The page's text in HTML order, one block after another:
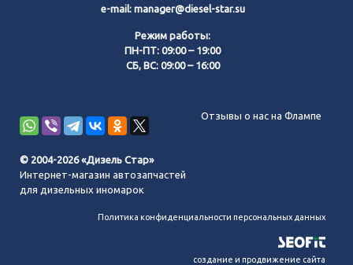
e-mail: manager@diesel-star.su
Режим работы:
ПН-ПТ: 09:00 – 19:00
СБ, ВС: 09:00 – 16:00
Отзывы о нас на Флампе
© 2004-2026 «Дизель Стар»
Интернет-магазин автозапчастей
для дизельных иномарок
Политика конфиденциальности персональных данных
создание и продвижение сайта